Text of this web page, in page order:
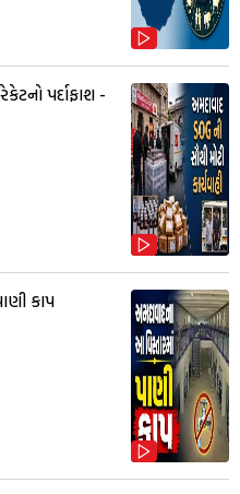
પર્દાફાશ -
કાપ